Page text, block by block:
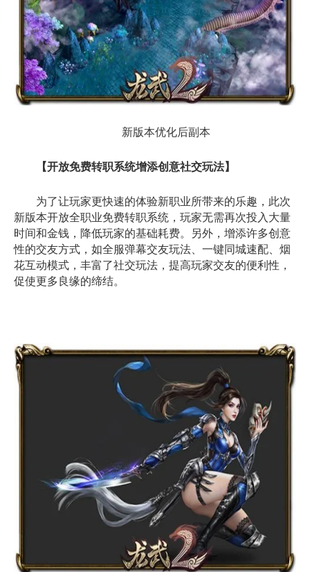
新版本优化后副本
【开放免费转职系统增添创意社交玩法】
为了让玩家更快速的体验新职业所带来的乐趣，此次
新版本开放全职业免费转职系统，玩家无需再次投入大量
时间和金钱，降低玩家的基础耗费。另外，增添许多创意
性的交友方式，如全服弹幕交友玩法、一键同城速配、烟
花互动模式，丰富了社交玩法，提高玩家交友的便利性，
促使更多良缘的缔结。